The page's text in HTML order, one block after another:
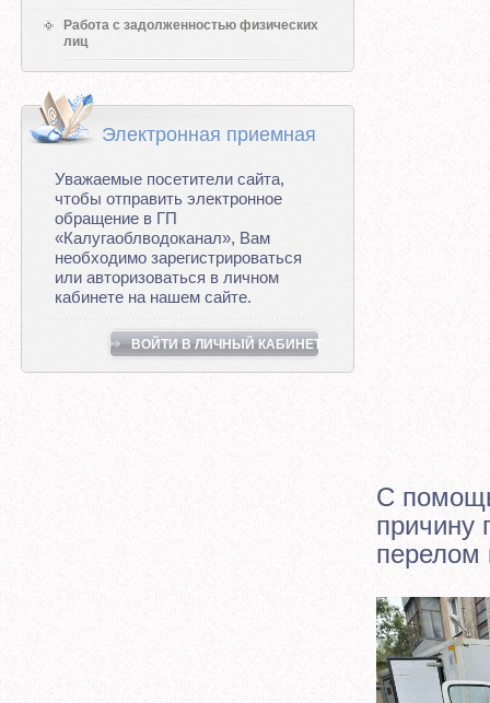
Работа с задолженностью физических
лиц
Электронная приемная
Уважаемые посетители сайта,
чтобы отправить электронное
обращение в ГП
«Калугаоблводоканал», Вам
необходимо зарегистрироваться
или авторизоваться в личном
кабинете на нашем сайте.
ВОЙТИ В ЛИЧНЫЙ КАБИНЕТ
С
причину
перелом